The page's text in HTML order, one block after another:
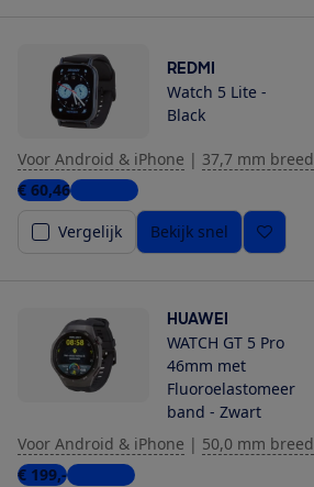
REDMI
Watch 5 Lite -
Black
Voor Android & iPhone | 37,7 mm breed
€ 60,464 winkels
Vergelijk
Bekijk snel
HUAWEI
WATCH GT 5 Pro
46mm met
Fluoroelastomeer
band - Zwart
Voor Android & iPhone | 50,0 mm breed
€ 199,-6 winkels